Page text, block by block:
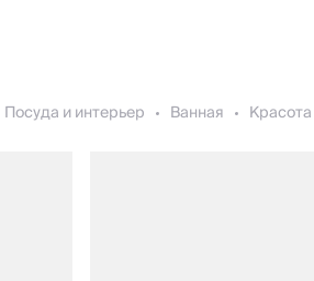
Посуда и интерьер Ванная